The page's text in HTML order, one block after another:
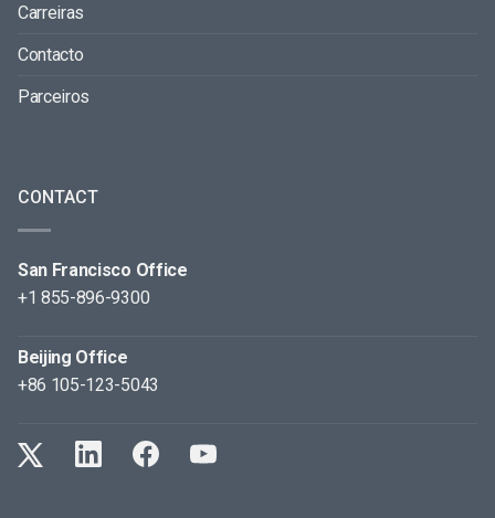
Carreiras
Contacto
Parceiros
CONTACT
San Francisco Office
+1 855-896-9300
Beijing Office
+86 105-123-5043